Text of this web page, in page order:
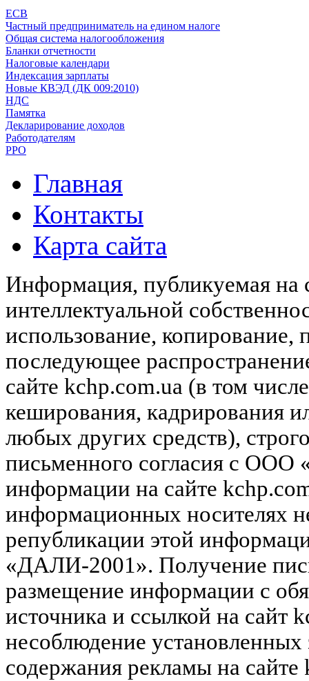
ЕСВ
Частный предприниматель на едином налоге
Общая система налогообложения
Бланки отчетности
Налоговые календари
Индексация зарплаты
Новые КВЭД (ДК 009:2010)
НДС
Памятка
Декларирование доходов
Работодателям
РРО
Главная
Контакты
Карта сайта
Информация, публикуемая на
интеллектуальной
использование, копирование,
последующее
сайте kchp.com.ua (в том
кеширования, кадрирования
любых других средств),
письменного согласия с
информации на сайте
информационных носителях
републикации этой
«ДАЛИ-2001». Получение
размещение информации с
источника и ссылкой на сайт
несоблюдение установленных
содержания рекламы на сайте